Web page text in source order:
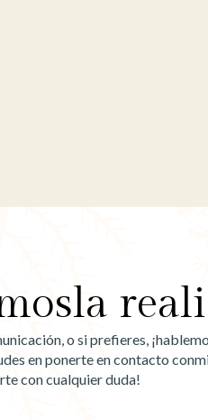
o si prefieres,
en ponerte en contacto
con cualquier duda!